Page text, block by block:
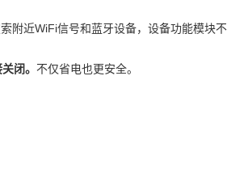
附近WiFi信号和蓝牙设备，设备功能模块
闭。 不仅省电也更安全。